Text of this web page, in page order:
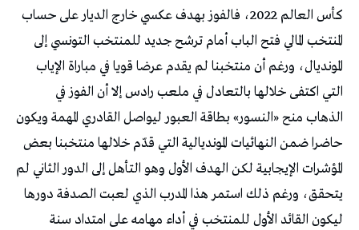
كأس العالم 2022، فالفوز بهدف عكسي خارج الديار على حساب
المنتخب المالي فتح الباب أمام ترشح جديد للمنتخب التونسي إلى
المونديال، ورغم أن منتخبنا لم يقدم عرضا قويا في مباراة الإياب
التي اكتفى خلالها بالتعادل في ملعب رادس إلا أن الفوز في
الذهاب منح «النسور» بطاقة العبور ليواصل القادري المهمة ويكون
حاضرا ضمن النهائيات المونديالية التي قدّم خلالها منتخبنا بعض
المؤشرات الإيجابية لكن الهدف الأول وهو التأهل إلى الدور الثاني لم
يتحقق، ورغم ذلك استمر هذا المدرب الذي لعبت الصدفة دورها
ليكون القائد الأول للمنتخب في أداء مهامه على امتداد سنة